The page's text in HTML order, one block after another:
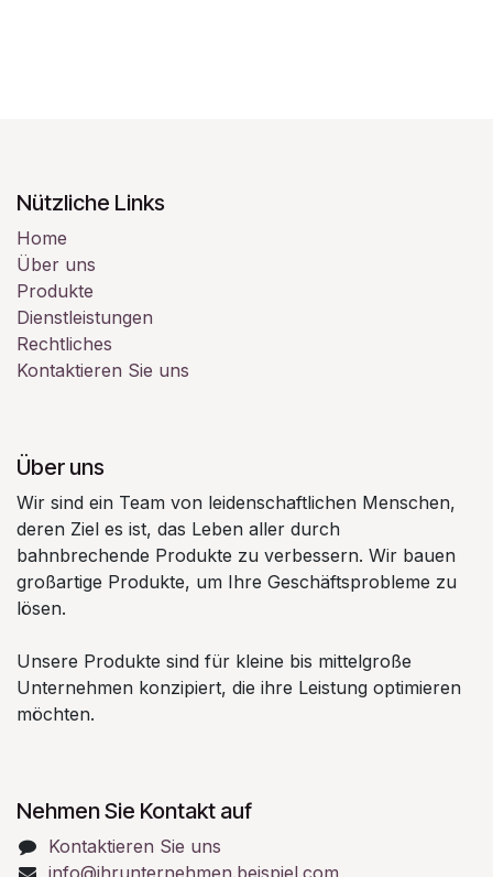
Nützliche Links
Home
Über uns
Produkte
Dienstleistungen
Rechtliches
Kontaktieren Sie uns
Über uns
Wir sind ein Team von leidenschaftlichen Menschen,
deren Ziel es ist, das Leben aller durch
bahnbrechende Produkte zu verbessern. Wir bauen
großartige Produkte, um Ihre Geschäftsprobleme zu
lösen.
Unsere Produkte sind für kleine bis mittelgroße
Unternehmen konzipiert, die ihre Leistung optimieren
möchten.
Nehmen Sie Kontakt auf
Kontaktieren Sie uns
info@ihrunternehmen.beispiel.com